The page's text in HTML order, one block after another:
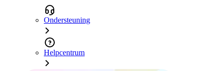
Ondersteuning
Helpcentrum